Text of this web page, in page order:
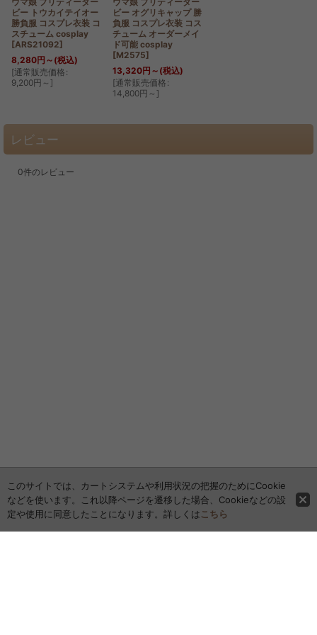
ビー トウカイテイオー
勝負服 コスプレ衣装 コ
スチューム cosplay
[ARS21092]
8,280円 ～ (税込)
[通常販売価格 :
9,200円 ～ ]
ビー オグリキャップ 勝
負服 コスプレ衣装 コス
チューム オーダーメイ
ド可能 cosplay
[M2575]
13,320円 ～ (税込)
[通常販売価格 :
14,800円 ～ ]
レビュー
0件のレビュー
このサイトでは、カートシステムや利用状況の把握のためにCookie
などを使います。これ以降ページを遷移した場合、Cookieなどの設
定や使用に同意したことになります。詳しくはこちら